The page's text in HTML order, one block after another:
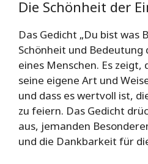
Die Schönheit der
Das Gedicht „Du bist was
Schönheit und
eines Menschen. Es
seine eigene Art und
und dass es wertvoll ist,
zu feiern. Das Gedicht
aus, jemanden
und die Dankbarkeit für